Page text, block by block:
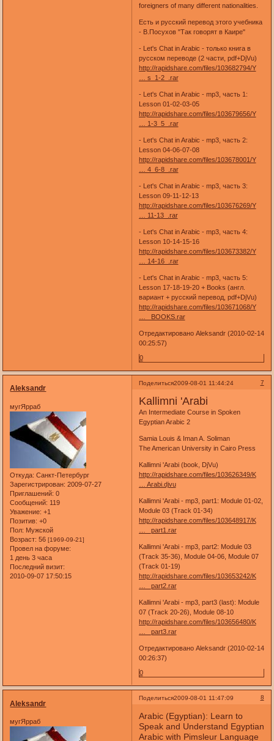
foreigners of many different nationalities.
Есть и русский перевод этого учебника
- В.Посухов "Так говорят в Каире"
- Let's Chat in Arabic - только книга в
русском переводе (2 части, pdf+DjVu)
http://rapidshare.com/files/103682794/Y
… s_1-2_.rar
- Let's Chat in Arabic - mp3, часть 1:
Lesson 01-02-03-05
http://rapidshare.com/files/103679656/Y
… 1-3_5_.rar
- Let's Chat in Arabic - mp3, часть 2:
Lesson 04-06-07-08
http://rapidshare.com/files/103678001/Y
… 4_6-8_.rar
- Let's Chat in Arabic - mp3, часть 3:
Lesson 09-11-12-13
http://rapidshare.com/files/103676269/Y
… 11-13_.rar
- Let's Chat in Arabic - mp3, часть 4:
Lesson 10-14-15-16
http://rapidshare.com/files/103673382/Y
… 14-16_.rar
- Let's Chat in Arabic - mp3, часть 5:
Lesson 17-18-19-20 + Books (англ.
вариант + русский перевод, pdf+DjVu)
http://rapidshare.com/files/103671068/Y
… _BOOKS.rar
Отредактировано Aleksandr (2010-02-14
00:25:57)
0
Поделиться 7
2009-08-01 11:44:24
Aleksandr
мугЯрраб
Откуда: Санкт-Петербург
Зарегистрирован: 2009-07-27
Приглашений: 0
Сообщений: 119
Уважение: +1
Позитив: +0
Пол: Мужской
Возраст: 56[1969-09-21]
Провел на форуме:
1 день 3 часа
Последний визит:
2010-09-07 17:50:15
Kallimni 'Arabi
An Intermediate Course in Spoken
Egyptian Arabic 2
Samia Louis & Iman A. Soliman
The American University in Cairo Press
Kallimni 'Arabi (book, DjVu)
http://rapidshare.com/files/103626349/K
… Arabi.djvu
Kallimni 'Arabi - mp3, part1: Module 01-02,
Module 03 (Track 01-34)
http://rapidshare.com/files/103648917/K
… _part1.rar
Kallimni 'Arabi - mp3, part2: Module 03
(Track 35-36), Module 04-06, Module 07
(Track 01-19)
http://rapidshare.com/files/103653242/K
… _part2.rar
Kallimni 'Arabi - mp3, part3 (last): Module
07 (Track 20-26), Module 08-10
http://rapidshare.com/files/103656480/K
… _part3.rar
Отредактировано Aleksandr (2010-02-14
00:26:37)
0
Поделиться 8
2009-08-01 11:47:09
Aleksandr
мугЯрраб
Arabic (Egyptian): Learn to
Speak and Understand Egyptian
Arabic with Pimsleur Language